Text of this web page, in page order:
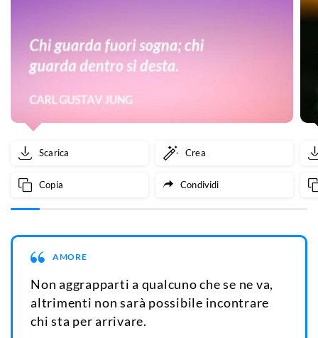
Scarica Crea
Copia Condividi
AMORE
Non aggrapparti a qualcuno che se ne va,
altrimenti non sarà possibile incontrare
chi sta per arrivare.